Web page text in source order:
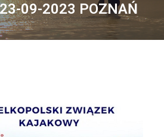
09-2023 POZNAŃ